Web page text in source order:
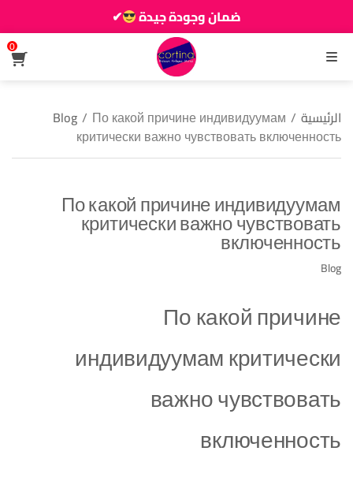
ضمان وجودة جيدة
✔
زين دارك يزيانو حوالك
القائمة
0
الرئيسية /
Blog / По какой причине индивидуумам
критически важно чувствовать включенность
По какой причине индивидуумам
критически важно чувствовать
включенность
Blog
По какой причине
индивидуумам критически
важно чувствовать
включенность